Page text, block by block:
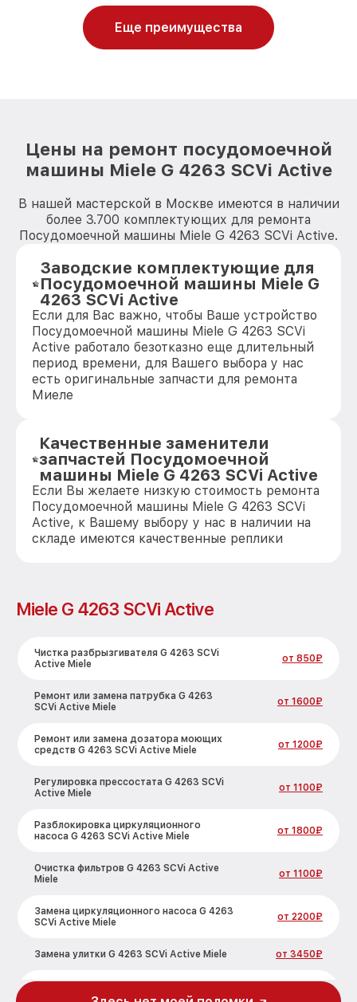
Еще преимущества
Цены на ремонт посудомоечной
машины Miele G 4263 SCVi Active
В нашей мастерской в Москве имеются в наличии
более 3.700 комплектующих для ремонта
Посудомоечной машины Miele G 4263 SCVi Active.
Заводские комплектующие для
Посудомоечной машины Miele G
4263 SCVi Active
Если для Вас важно, чтобы Ваше устройство
Посудомоечной машины Miele G 4263 SCVi
Active работало безотказно еще длительный
период времени, для Вашего выбора у нас
есть оригинальные запчасти для ремонта
Миеле
Качественные заменители
запчастей Посудомоечной
машины Miele G 4263 SCVi Active
Если Вы желаете низкую стоимость ремонта
Посудомоечной машины Miele G 4263 SCVi
Active, к Вашему выбору у нас в наличии на
складе имеются качественные реплики
Miele G 4263 SCVi Active
Чистка разбрызгивателя G 4263 SCVi
Active Miele
от 850₽
Ремонт или замена патрубка G 4263
SCVi Active Miele
от 1600₽
Ремонт или замена дозатора моющих
средств G 4263 SCVi Active Miele
от 1200₽
Регулировка прессостата G 4263 SCVi
Active Miele
от 1100₽
Разблокировка циркуляционного
насоса G 4263 SCVi Active Miele
от 1800₽
Очистка фильтров G 4263 SCVi Active
Miele
от 1100₽
Замена циркуляционного насоса G 4263
SCVi Active Miele
от 2200₽
Замена улитки G 4263 SCVi Active Miele от 3450₽